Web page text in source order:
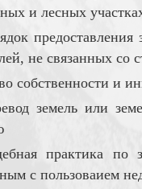
и лесных
предоставления
не связанных со
собственности и
земель или
практика по
с пользоваием